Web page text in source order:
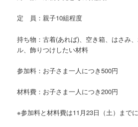
定 員：親子10組程度
持ち物：古着(あれば)、空き箱、はさみ
ル、飾りつけしたい材料
参加料：お子さま一人につき500円
材料費：お子さま一人につき200円
※参加料と材料費は11月23日（土）まで